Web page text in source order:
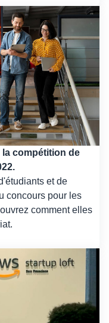
compétition de
et de
concours pour les
comment elles